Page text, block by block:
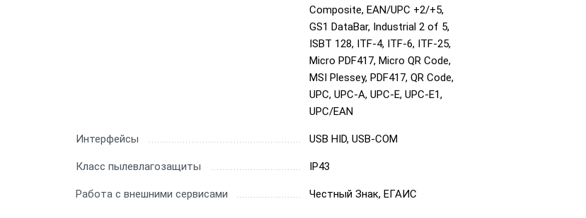
Composite, EAN/UPC +2/+5,
GS1 DataBar, Industrial 2 of 5,
ISBT 128, ITF-4, ITF-6, ITF-25,
Micro PDF417, Micro QR Code,
MSI Plessey, PDF417, QR Code,
UPC, UPC-A, UPC-E, UPC-E1,
UPC/EAN
Интерфейсы USB HID, USB-COM
Класс пылевлагозащиты IP43
Работа с внешними сервисами Честный Знак, ЕГАИС